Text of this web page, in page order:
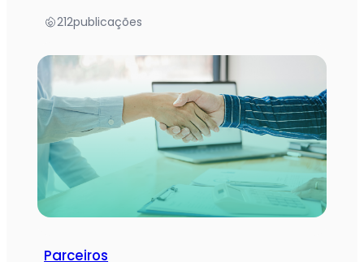
212publicações
Parceiros